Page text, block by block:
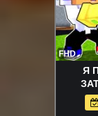
FHD
Я